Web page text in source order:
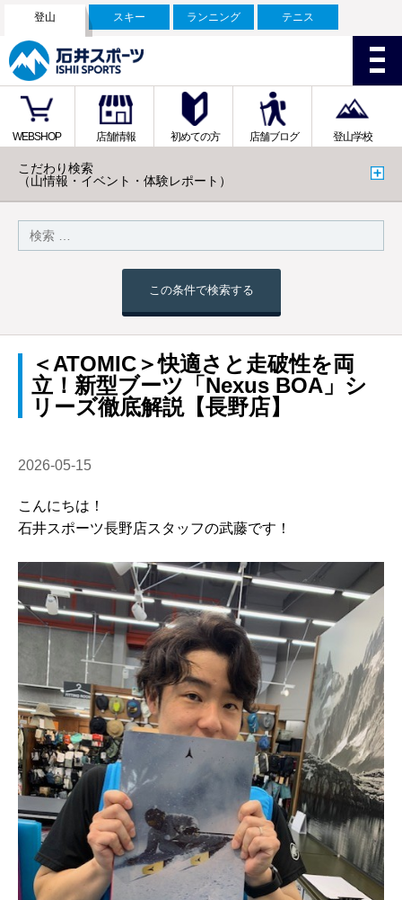
登山 スキー ランニング テニス
WEBSHOP 店舗情報 初めての方 店舗ブログ 登山学校
こだわり検索
（山情報・イベント・体験レポート）
この条件で検索する
＜ATOMIC＞快適さと走破性を両
立！新型ブーツ「Nexus BOA」シ
リーズ徹底解説【長野店】
2026-05-15
こんにちは！
石井スポーツ長野店スタッフの武藤です！